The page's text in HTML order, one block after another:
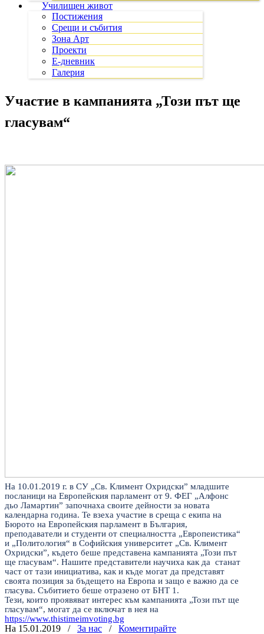
Училищен живот
Постижения
Срещи и събития
Зона Арт
Проекти
Е-дневник
Галерия
Участие в кампанията „Този път ще
гласувам“
На 10.01.2019 г. в СУ „Св. Климент Охридски” младшите
посланици на Европейския парламент от 9. ФЕГ „Алфонс
дьо Ламартин” започнаха своите дейности за новата
календарна година. Те взеха участие в среща с екипа на
Бюрото на Европейския парламент в България,
преподаватели и студенти от специалността „Европеистика“
и „Политология“ в Софийския университет „Св. Климент
Охридски”, където беше представена кампанията „Този път
ще гласувам“. Нашите представители научиха как да станат
част от тази инициатива, как и къде могат да представят
своята позиция за бъдещето на Европа и защо е важно да се
гласува. Събитието беше отразено от БНТ 1.
Тези, които проявяват интерес към кампанията „Този път ще
гласувам“, могат да се включат в нея на
https://www.thistimeimvoting.bg
На 15.01.2019
/ За нас / Коментирайте